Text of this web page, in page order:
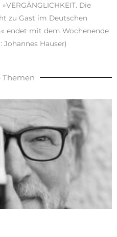
Die
zu Gast im Deutschen
endet mit dem Wochenende
Johannes Hauser)
Themen